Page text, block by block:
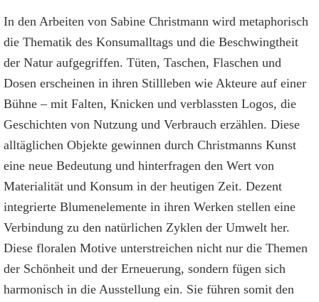
In den Arbeiten von Sabine Christmann wird metaphorisch
die Thematik des Konsumalltags und die Beschwingtheit
der Natur aufgegriffen. Tüten, Taschen, Flaschen und
Dosen erscheinen in ihren Stillleben wie Akteure auf einer
Bühne – mit Falten, Knicken und verblassten Logos, die
Geschichten von Nutzung und Verbrauch erzählen. Diese
alltäglichen Objekte gewinnen durch Christmanns Kunst
eine neue Bedeutung und hinterfragen den Wert von
Materialität und Konsum in der heutigen Zeit. Dezent
integrierte Blumenelemente in ihren Werken stellen eine
Verbindung zu den natürlichen Zyklen der Umwelt her.
Diese floralen Motive unterstreichen nicht nur die Themen
der Schönheit und der Erneuerung, sondern fügen sich
harmonisch in die Ausstellung ein. Sie führen somit den